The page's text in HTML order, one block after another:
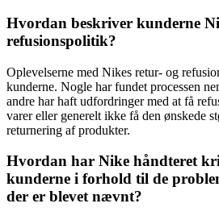
Hvordan beskriver kunderne
refusionspolitik?
Oplevelserne med Nikes retur- og
kunderne. Nogle har fundet processen
andre har haft udfordringer med at få
varer eller generelt ikke få den ønskede
returnering af produkter.
Hvordan har Nike håndteret
kunderne i forhold til de
der er blevet nævnt?